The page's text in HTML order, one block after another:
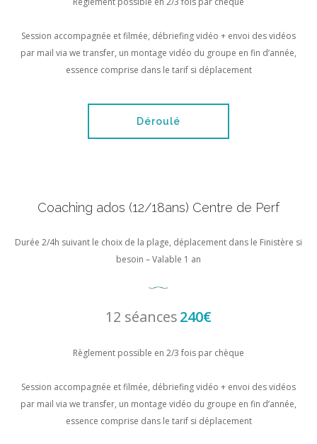
Session accompagnée et filmée, débriefing vidéo + envoi des vidéos
par mail via we transfer, un montage vidéo du groupe en fin d’année,
essence comprise dans le tarif si déplacement
Déroulé
Coaching ados (12/18ans) Centre de Perf
Durée 2/4h suivant le choix de la plage, déplacement dans le Finistère si
besoin – Valable 1 an
12 séances240€
Règlement possible en 2/3 fois par chèque
Session accompagnée et filmée, débriefing vidéo + envoi des vidéos
par mail via we transfer, un montage vidéo du groupe en fin d’année,
essence comprise dans le tarif si déplacement